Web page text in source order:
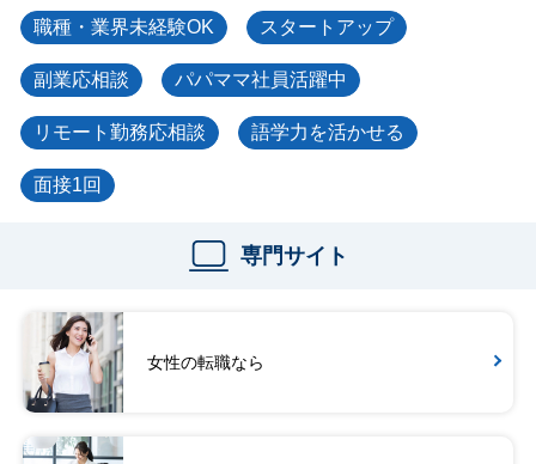
職種・業界未経験OK スタートアップ
副業応相談 パパママ社員活躍中
リモート勤務応相談 語学力を活かせる
面接1回
専門サイト
女性の転職なら